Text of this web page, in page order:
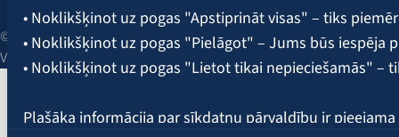
• Noklikšķinot uz pogas "Apstiprināt visas" – tiks
• Noklikšķinot uz pogas "Pielāgot" – Jums būs iespēja
• Noklikšķinot uz pogas "Lietot tikai nepieciešamās" –
Plašāka informācija par sīkdatņu pārvaldību ir pieejama
© 2026 AAS BALTA | Skanstes iela 25, Rīga, LV-1013, Latvija.
Vienotais reģ. Nr. 40003049409.